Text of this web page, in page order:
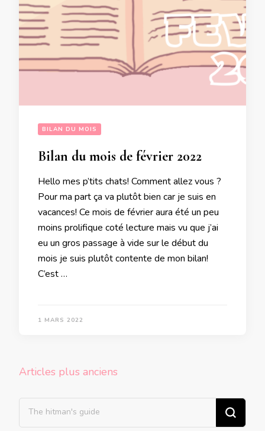
BILAN DU MOIS
Bilan du mois de février 2022
Hello mes p’tits chats! Comment allez vous ?
Pour ma part ça va plutôt bien car je suis en
vacances! Ce mois de février aura été un peu
moins prolifique coté lecture mais vu que j’ai
eu un gros passage à vide sur le début du
mois je suis plutôt contente de mon bilan!
C’est …
1 MARS 2022
Navigation
articles
Articles plus anciens
Vous
recherchiez